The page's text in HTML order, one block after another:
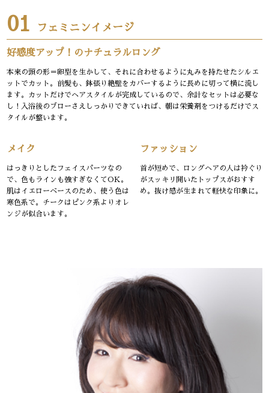
01 フェミニンイメージ
好感度アップ！のナチュラルロング
本来の頭の形＝卵型を生かして、それに合わせるように丸みを持たせたシルエ
ットでカット。前髪も、鉢張り絶壁をカバーするように長めに切って横に流し
ます。カットだけでヘアスタイルが完成しているので、余計なセットは必要な
し！入浴後のブローさえしっかりできていれば、朝は栄養剤をつけるだけでス
タイルが整います。
ファッション
首が短めで、ロングヘアの人は衿ぐり
がスッキリ開いたトップスがおすす
め。抜け感が生まれて軽快な印象に。
メイク
はっきりとしたフェイスパーツなの
で、色もラインも強すぎなくてOK。
肌はイエローベースのため、使う色は
寒色系で。チークはピンク系よりオレ
ンジが似合います。